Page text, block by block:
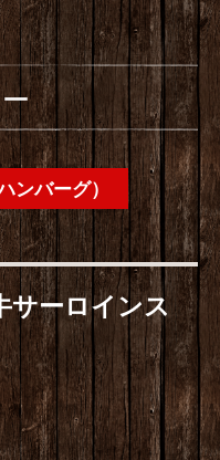
ンバーグ）
サーロインス